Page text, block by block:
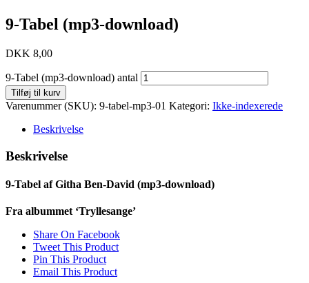
9-Tabel (mp3-download)
DKK 8,00
9-Tabel (mp3-download) antal
Tilføj til kurv
Varenummer (SKU): 9-tabel-mp3-01 Kategori: Ikke-indexerede
Beskrivelse
Beskrivelse
9-Tabel af Githa Ben-David (mp3-download)
Fra albummet ‘Tryllesange’
Share On Facebook
Tweet This Product
Pin This Product
Email This Product